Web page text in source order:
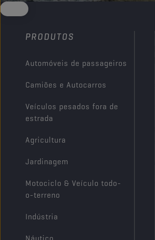
PRODUTOS
Automóveis de passageiros
Camiões e Autocarros
Veículos pesados fora de
estrada
Agricultura
Jardinagem
Motociclo & Veículo todo-
o-terreno
Indústria